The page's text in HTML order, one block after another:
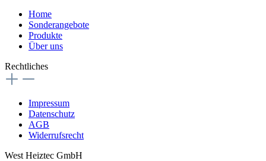
Home
Sonderangebote
Produkte
Über uns
Rechtliches
Impressum
Datenschutz
AGB
Widerrufsrecht
West Heiztec GmbH